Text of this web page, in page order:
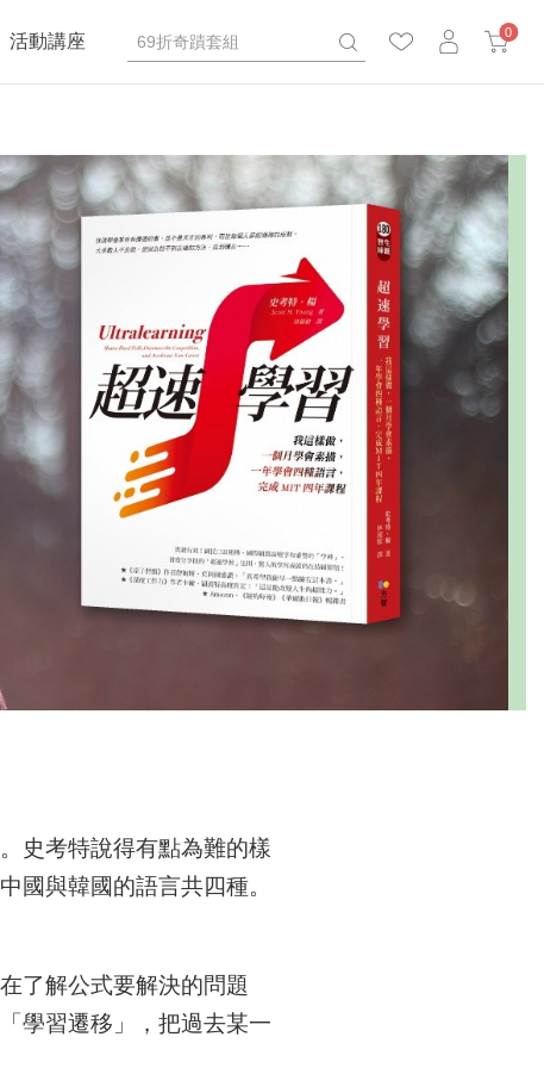
0
活動講座
史考特說得有點為難的樣
國與韓國的語言共四種。
了解公式要解決的問題
學習遷移」，把過去某一